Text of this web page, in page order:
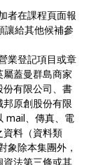
者在課程頁面報
讓給其他候補參
業登記項目或章
蓋曼群島商家
份有限公司、書
原創股份有限
mail、傳真、電
資料（資料類
象除本集團外，
法第三條或其